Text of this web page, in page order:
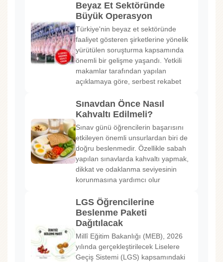
Beyaz Et Sektöründe
Büyük Operasyon
Türkiye'nin beyaz et sektöründe
faaliyet gösteren şirketlerine yönelik
yürütülen soruşturma kapsamında
önemli bir gelişme yaşandı. Yetkili
makamlar tarafından yapılan
açıklamaya göre, serbest rekabet
Sınavdan Önce Nasıl
Kahvaltı Edilmeli?
Sınav günü öğrencilerin başarısını
etkileyen önemli unsurlardan biri de
doğru beslenmedir. Özellikle sabah
yapılan sınavlarda kahvaltı yapmak,
dikkat ve odaklanma seviyesinin
korunmasına yardımcı olur
LGS Öğrencilerine
Beslenme Paketi
Dağıtılacak
Millî Eğitim Bakanlığı (MEB), 2026
yılında gerçekleştirilecek Liselere
Geçiş Sistemi (LGS) kapsamındaki